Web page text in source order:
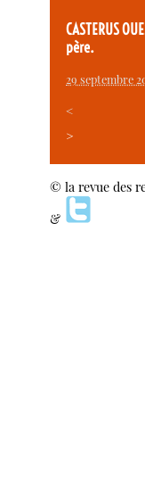
CASTERUS
père.
29 septembre
<
>
© la revue des
&